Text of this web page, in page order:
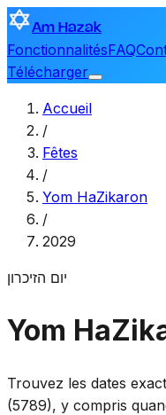
Am Hazak
FonctionnalitésFAQ
Télécharger
Accueil
/
Fêtes
/
Yom HaZikaron
/
2029
יום הזיכרון
Yom
Trouvez les dates
(5789), y compris